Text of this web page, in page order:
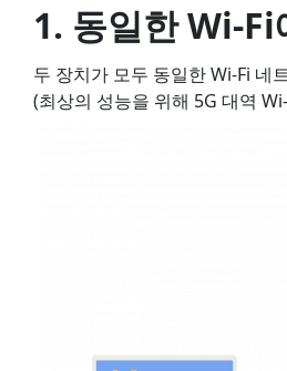
1. 동일한 Wi-Fi
두 장치가 모두 동일한 Wi-Fi 네
(최상의 성능을 위해 5G 대역